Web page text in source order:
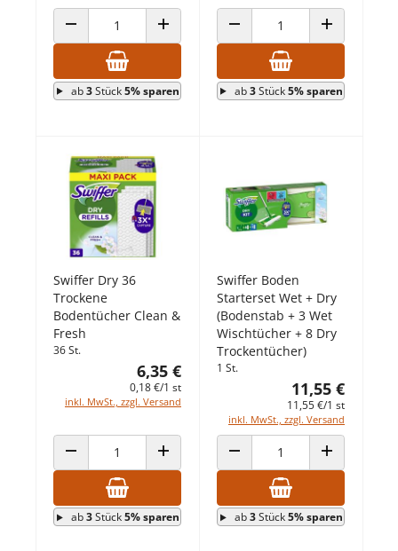
ANZAHL VERRINGERNANZAHL ERHÖHEN
ab3Stück5% sparen
ANZAHL VERRINGERNANZAHL
ab3Stück5% sparen
Swiffer Dry 36
Trockene
Bodentücher Clean &
Fresh
36 St.
6,35 €
0,18 €/1 st
inkl. MwSt., zzgl. Versand
ANZAHL VERRINGERNANZAHL ERHÖHEN
ab3Stück5% sparen
Swiffer Boden
Starterset Wet + Dry
(Bodenstab + 3 Wet
Wischtücher + 8 Dry
Trockentücher)
1 St.
11,55 €
11,55 €/1 st
inkl. MwSt., zzgl. Versand
ANZAHL VERRINGERNANZAHL
ab3Stück5% sparen